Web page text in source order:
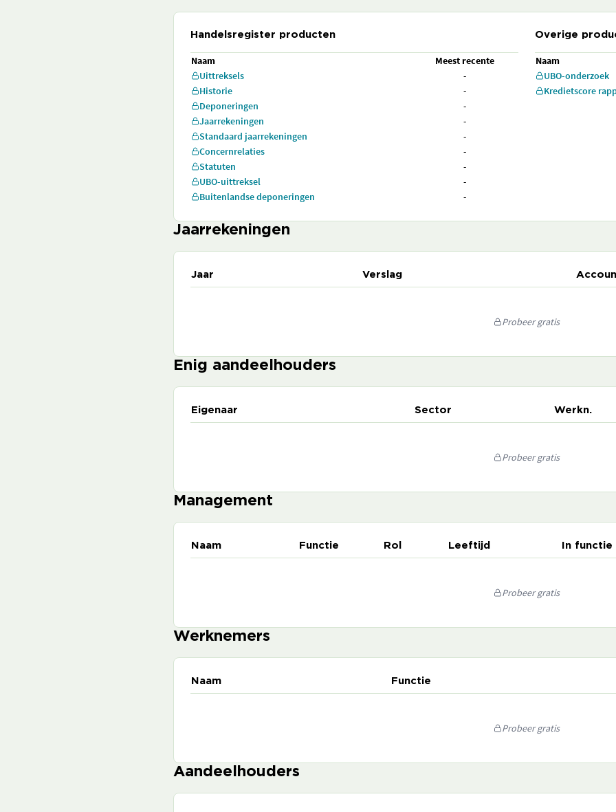
Handelsregister producten
Naam
Meest recente
Uittreksels
-
Historie
-
Deponeringen
-
Jaarrekeningen
-
Standaard jaarrekeningen
-
Concernrelaties
-
Statuten
-
UBO-uittreksel
-
Buitenlandse deponeringen
-
Overige
Naam
UBO-onderzoek
Kredietscore
Jaarrekeningen
Jaar Verslag
Probeer gratis
Enig aandeelhouders
Eigenaar Sector Werkn.
Probeer gratis
Management
Naam Functie Rol Leeftijd In functie
Probeer gratis
Werknemers
Naam Functie
Probeer gratis
Aandeelhouders